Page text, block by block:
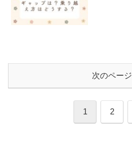
次のページ
1 2